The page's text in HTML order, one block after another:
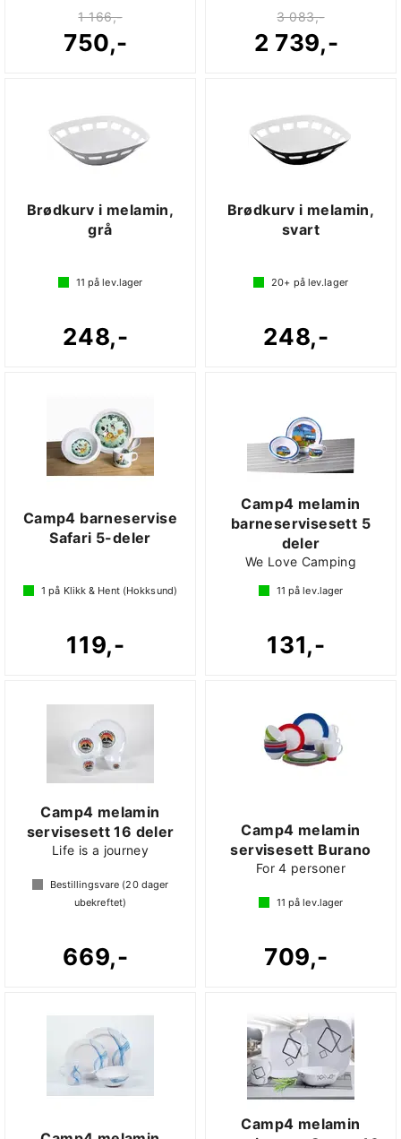
1 166,-
750,-
3 083,-
2 739,-
Brødkurv i melamin,
grå
11 på lev.lager
248,-
Brødkurv i melamin,
svart
20+ på lev.lager
248,-
Camp4 barneservise
Safari 5-deler
1 på Klikk & Hent (Hokksund)
119,-
Camp4 melamin
barneservisesett 5
deler
We Love Camping
11 på lev.lager
131,-
Camp4 melamin
servisesett 16 deler
Life is a journey
Bestillingsvare (20dager
ubekreftet)
669,-
Camp4 melamin
servisesett Burano
For 4 personer
11 på lev.lager
709,-
Camp4 melamin